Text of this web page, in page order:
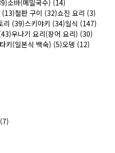
소바(메밀국수) (14)
(13)철판 구이 (32)쇼진 요리 (3)
리 (39)스키야키 (34)일식 (147)
우나기 요리(장어 요리) (30)
키(일본식 백숙) (5)오뎅 (12)